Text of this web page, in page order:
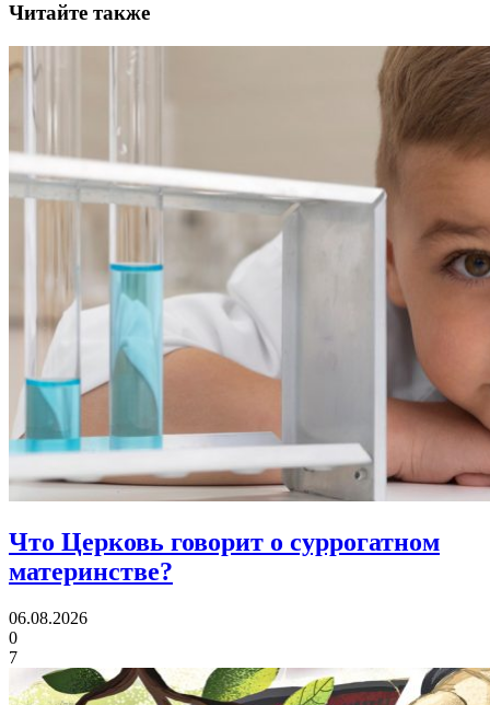
Читайте также
Что Церковь говорит о суррогатном
материнстве?
06.08.2026
0
7